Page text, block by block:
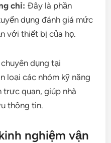
chỉ: Đây là phần
dụng đánh giá mức
với thiết bị của họ.
chuyên dụng tại
loại các nhóm kỹ năng
trực quan, giúp nhà
thông tin.
nghiệm vận